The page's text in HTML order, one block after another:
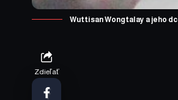
Wuttisan Wongtalay a jeho
Zdieľať